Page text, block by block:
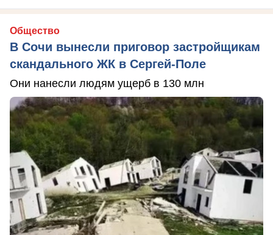
Общество
В Сочи вынесли приговор застройщикам
скандального ЖК в Сергей-Поле
Они нанесли людям ущерб в 130 млн